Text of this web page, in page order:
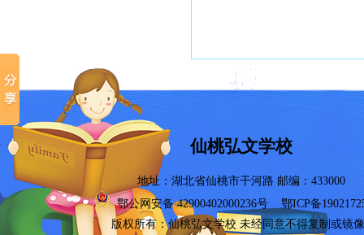
仙桃弘文学校
地址：湖北省仙桃市干河路 邮编：433000
鄂公网安备 42900402000236号 鄂ICP备
版权所有：仙桃弘文学校 未经同意不得复制或镜